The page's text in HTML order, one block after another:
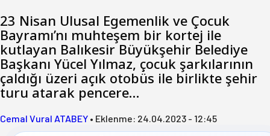
23 Nisan Ulusal Egemenlik ve Çocuk
Bayramı’nı muhteşem bir kortej ile
kutlayan Balıkesir Büyükşehir Belediye
Başkanı Yücel Yılmaz, çocuk şarkılarının
çaldığı üzeri açık otobüs ile birlikte şehir
turu atarak pencere…
Cemal Vural ATABEY • Eklenme: 24.04.2023 - 12:45